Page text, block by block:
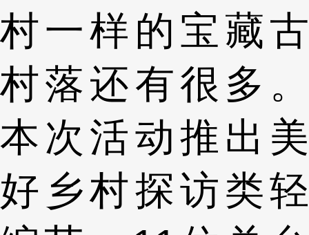
村一样的宝藏古
村落还有很多。
本次活动推出美
好乡村探访类轻